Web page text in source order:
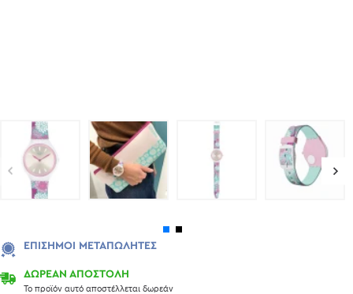
ΔΩΡΕΑΝ ΑΠΟΣΤΟΛΗ
Το προϊόν αυτό αποστέλλεται δωρεάν
ΕΠΊΣΗΜΟΙ ΜΕΤΑΠΩΛΗΤΈΣ